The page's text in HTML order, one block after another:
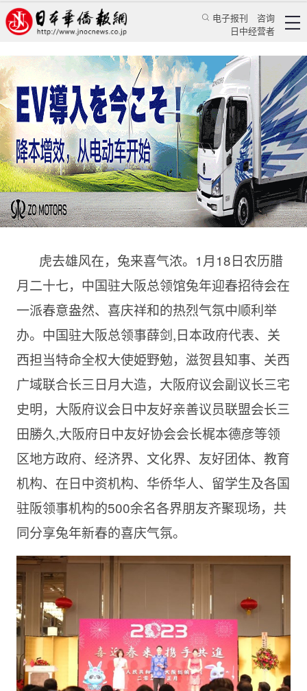
电子报刊
咨询
日中经营者
喜迎春来携手共进 中国驻大阪总领馆举办兔年迎
春招待会
乔聚 华人新闻 使领馆新闻
日本华侨报 2023/1/20 14:07:28
虎去雄风在，兔来喜气浓。1月18日农历腊
月二十七，中国驻大阪总领馆兔年迎春招待会在
一派春意盎然、喜庆祥和的热烈气氛中顺利举
办。中国驻大阪总领事薛剑,日本政府代表、关
西担当特命全权大使姫野勉，滋贺县知事、关西
广域联合长三日月大造，大阪府议会副议长三宅
史明，大阪府议会日中友好亲善议员联盟会长三
田勝久,大阪府日中友好协会会长梶本德彦等领
区地方政府、经济界、文化界、友好团体、教育
机构、在日中资机构、华侨华人、留学生及各国
驻阪领事机构的500余名各界朋友齐聚现场，共
同分享兔年新春的喜庆气氛。